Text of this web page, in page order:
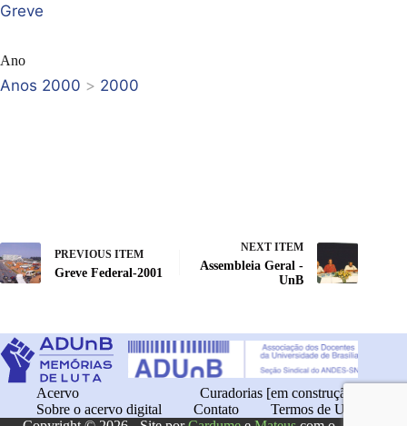
Greve
Ano
Anos 2000 > 2000
PREVIOUS ITEM
Greve Federal-2001
NEXT ITEM
Assembleia Geral -
UnB
Acervo
Curadorias [em construção]
Sobre o acervo digital
Contato
Termos de Uso